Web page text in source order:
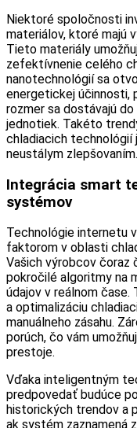
Niektoré spoločnosti
materiálov, ktoré majú
Tieto materiály
zefektívnenie celého
nanotechnológií sa
energetickej účinnosti,
rozmer sa dostávajú
jednotiek. Takéto
chladiacich technológií
neustálym zlepšovaním.
Integrácia smart
systémov
Technológie internetu
faktorom v oblasti
Vašich výrobcov čoraz
pokročilé algoritmy na
údajov v reálnom
a optimalizáciu
manuálneho zásahu.
porúch, čo vám
prestoje.
Vďaka inteligentným
predpovedať budúce
historických trendov a
ak systém zaznamená